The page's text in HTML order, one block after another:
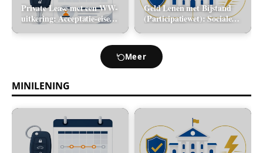
Private Lease met een WW-
uitkering: Acceptatie-eisen
Geld Lenen met Bijstand
(Participatiewet): Sociale
Meer
MINILENING